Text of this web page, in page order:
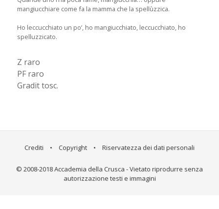
mangiucchiare come fa la mamma che la spellùzzica.
Ho leccucchiato un po’, ho mangiucchiato, leccucchiato, ho
spelluzzicato.
Z raro
PF raro
Gradit tosc.
Crediti • Copyright • Riservatezza dei dati personali
© 2008-2018 Accademia della Crusca - Vietato riprodurre senza
autorizzazione testi e immagini